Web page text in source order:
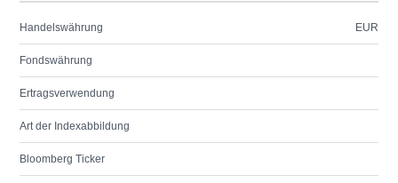
Handelswährung EUR
Fondswährung
Ertragsverwendung
Art der Indexabbildung
Bloomberg Ticker